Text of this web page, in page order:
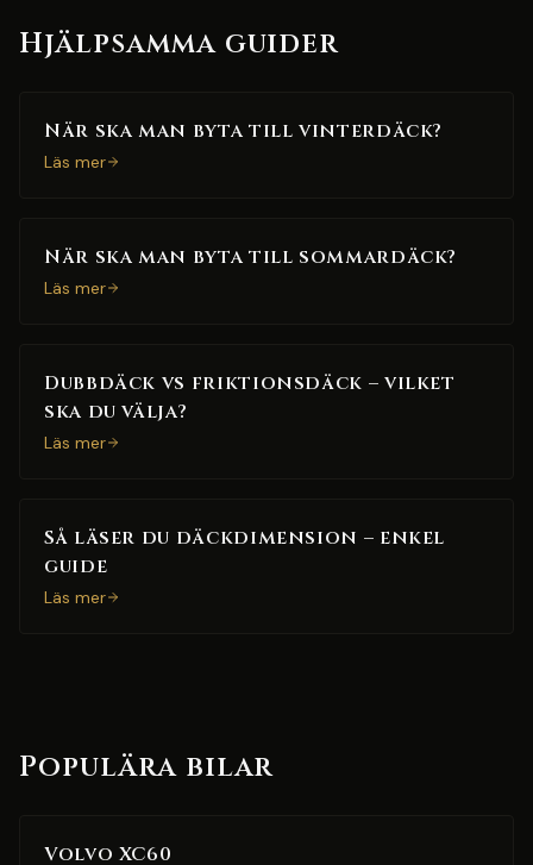
Hjälpsamma guider
När ska man byta till vinterdäck?
Läs mer
När ska man byta till sommardäck?
Läs mer
Dubbdäck vs friktionsdäck – vilket
ska du välja?
Läs mer
Så läser du däckdimension – enkel
guide
Läs mer
Populära bilar
Volvo XC60